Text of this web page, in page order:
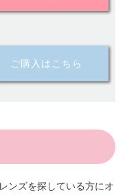
ご購入はこちら
ンズを探している方にオ